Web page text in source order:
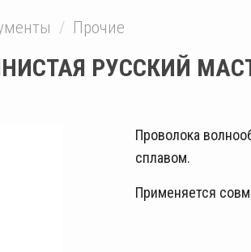
Прочие
РУССКИЙ
Проволока
сплавом.
Применяется